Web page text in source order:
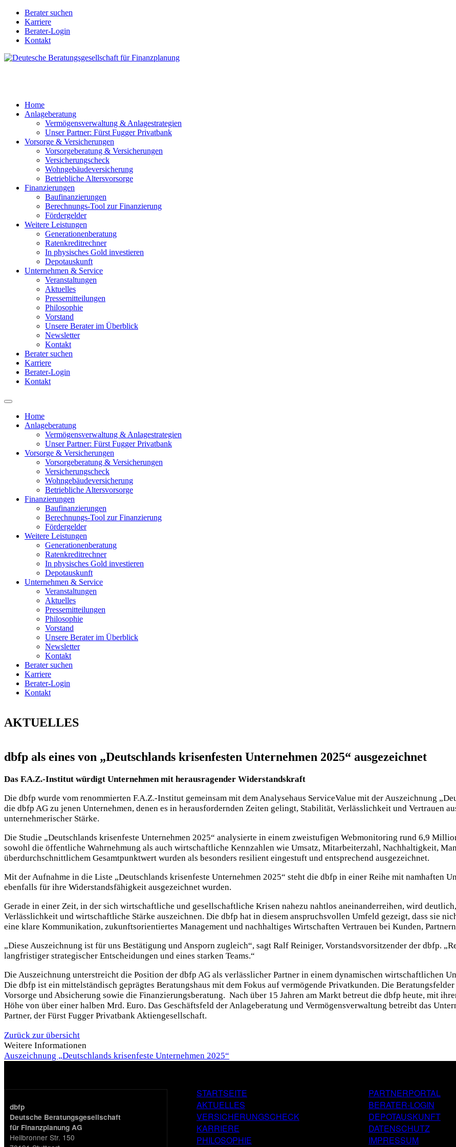
Direkt
zum
Inhalt
Berater
Login
für
Berater suchen
Karriere
Berater-Login
Kontakt
Main
navigation
Home
Anlageberatung
Vermögensverwaltung & Anlagestrategien
Unser Partner: Fürst Fugger Privatbank
Vorsorge & Versicherungen
Vorsorgeberatung & Versicherungen
Versicherungscheck
Wohngebäudeversicherung
Betriebliche Altersvorsorge
Finanzierungen
Baufinanzierungen
Berechnungs-Tool zur Finanzierung
Fördergelder
Weitere Leistungen
Generationenberatung
Ratenkreditrechner
In physisches Gold investieren
Depotauskunft
Unternehmen & Service
Veranstaltungen
Aktuelles
Pressemitteilungen
Philosophie
Vorstand
Unsere Berater im Überblick
Newsletter
Kontakt
Berater suchen
Karriere
Berater-Login
Kontakt
Main
navigation
Home
Anlageberatung
Vermögensverwaltung & Anlagestrategien
Unser Partner: Fürst Fugger Privatbank
Vorsorge & Versicherungen
Vorsorgeberatung & Versicherungen
Versicherungscheck
Wohngebäudeversicherung
Betriebliche Altersvorsorge
Finanzierungen
Baufinanzierungen
Berechnungs-Tool zur Finanzierung
Fördergelder
Weitere Leistungen
Generationenberatung
Ratenkreditrechner
In physisches Gold investieren
Depotauskunft
Unternehmen & Service
Veranstaltungen
Aktuelles
Pressemitteilungen
Philosophie
Vorstand
Unsere Berater im Überblick
Newsletter
Kontakt
Berater suchen
Karriere
Berater-Login
Kontakt
AKTUELLES
dbfp als eines von „Deutschlands krisenfesten Unternehmen 2025“ ausgezeichnet
Das F.A.Z.-Institut würdigt Unternehmen mit herausragender Widerstandskraft
Die dbfp wurde vom renommierten F.A.Z.-Institut gemeinsam mit dem Analysehaus ServiceValue mit der Auszeichnung
die dbfp AG zu jenen Unternehmen, denen es in herausfordernden Zeiten gelingt, Stabilität, Verlässlichkeit und Vertrauen
unternehmerischer Stärke.
Die Studie „Deutschlands krisenfeste Unternehmen 2025“ analysierte in einem zweistufigen Webmonitoring rund 6,9
sowohl die öffentliche Wahrnehmung als auch wirtschaftliche Kennzahlen wie Umsatz, Mitarbeiterzahl, Nachhaltigkeit,
überdurchschnittlichem Gesamtpunktwert wurden als besonders resilient eingestuft und entsprechend ausgezeichnet.
Mit der Aufnahme in die Liste „Deutschlands krisen­feste Unternehmen 2025“ steht die dbfp in einer Reihe mit namhaften
ebenfalls für ihre Widerstandsfähigkeit ausgezeichnet wurden.
Gerade in einer Zeit, in der sich wirtschaftliche und gesellschaftliche Krisen nahezu nahtlos aneinanderreihen, wird
Verlässlichkeit und wirtschaftliche Stärke auszeichnen. Die dbfp hat in diesem anspruchsvollen Umfeld gezeigt, dass sie
eine klare Kommunikation, zukunftsorientiertes Management und nachhaltiges Wirtschaften Vertrauen bei Kunden,
„Diese Auszeichnung ist für uns Bestätigung und Ansporn zugleich“, sagt Ralf Reiniger, Vorstandsvorsitzender der dbfp.
langfristiger strategischer Entscheidungen und eines starken Teams.“
Die Auszeichnung unterstreicht die Position der dbfp AG als verlässlicher Partner in einem dynamischen wirtschaftlichen
Die dbfp ist ein mittelständisch geprägtes Beratungshaus mit dem Fokus auf vermögende Privatkunden. Die
Vorsorge und Absicherung sowie die Finanzierungsberatung. Nach über 15 Jahren am Markt betreut die dbfp heute, mit
Höhe von über einer halben Mrd. Euro. Das Geschäftsfeld der Anlage­beratung und Vermögensverwaltung betreibt das
Partner, der Fürst Fugger Privatbank Aktiengesellschaft.
Zurück zur übersicht
Weitere Informationen
Auszeichnung „Deutschlands krisenfeste Unternehmen 2025“
dbfp
Deutsche Beratungsgesellschaft
für Finanzplanung AG
Heilbronner Str. 150
FOOTER
STARTSEITE
AKTUELLES
VERSICHERUNGSCHECK
KARRIERE
PHILOSOPHIE
FOOTER
PARTNERPORTAL
BERATER-LOGIN
DEPOTAUSKUNFT
DATENSCHUTZ
IMPRESSUM